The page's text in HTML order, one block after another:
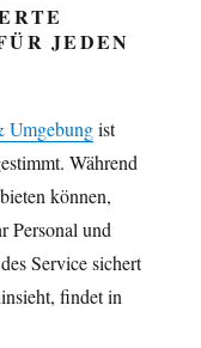
R
JEDEN B
Umgebungist
Während
können,
Personal und
Service sichert
findet in